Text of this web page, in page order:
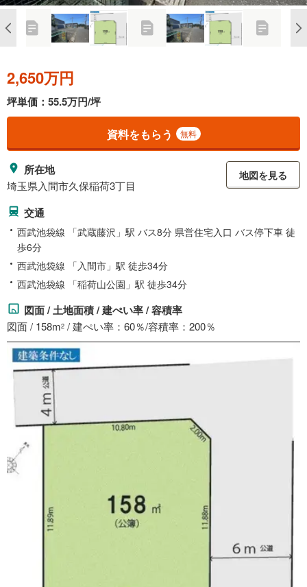
2,650万円
坪単価：55.5万円/坪
資料をもらう 無料
所在地
埼玉県入間市久保稲荷3丁目
地図を見る
交通
西武池袋線 「武蔵藤沢」駅 バス8分 県営住宅入口 バス停下車 徒
歩6分
西武池袋線 「入間市」駅 徒歩34分
西武池袋線 「稲荷山公園」駅 徒歩34分
図面 / 土地面積 / 建ぺい率 / 容積率
図面 / 158m2 / 建ぺい率：60％/容積率：200％